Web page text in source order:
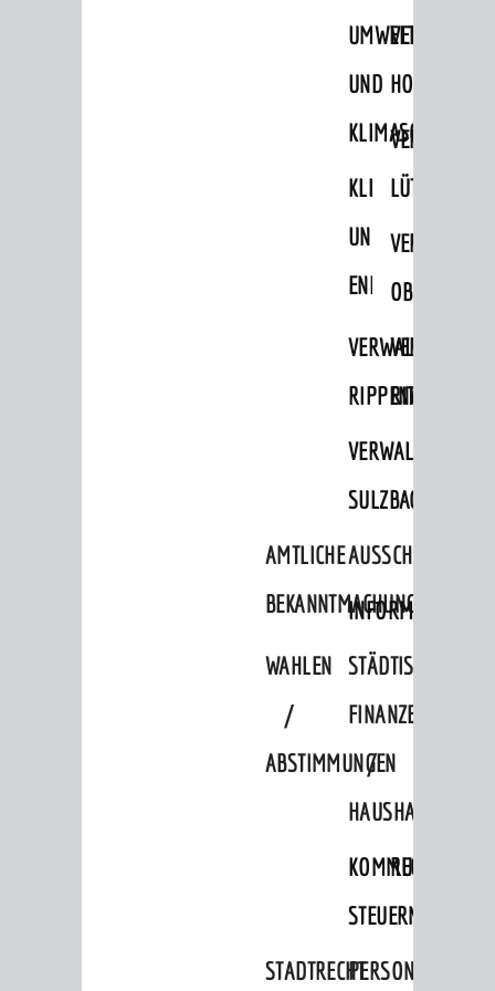
UMWELT-
UND
KLIMASCHUTZ
KLIMASCHUTZ
UND
RIPPENWEIER
SULZBACH
AMTLICHE
BEKANNTMACHUNGEN
WAHLEN
/
ABSTIMMUNGEN
STÄDTISCHE
FINANZEN
/
HAUSHALT
KOMMUNALE
STEUERN
STADTRECHTPERSONALRAT
Städtische Finanzen / Haushalt
Schwerbehindertenvertretung